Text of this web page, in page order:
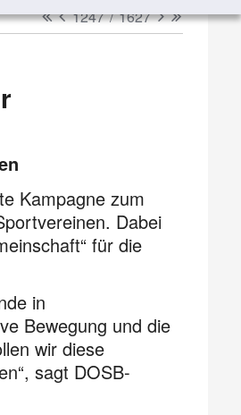
erster
vorheriger
1247/1627nächster
letzter
Kampagne zum
Dabei
für die
in
Bewegung und die
wir diese
sagt DOSB-